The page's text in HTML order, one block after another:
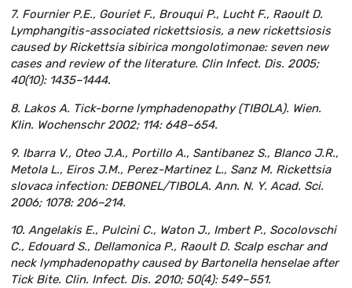
7. Fournier P.E., Gouriet F., Brouqui P., Lucht F., Raoult D.
Lymphangitis-associated rickettsiosis, a new rickettsiosis
caused by Rickettsia sibirica mongolotimonae: seven new
cases and review of the literature. Clin Infect. Dis. 2005;
40(10): 1435–1444.
8. Lakos A. Tick-borne lymphadenopathy (TIBOLA). Wien.
Klin. Wochenschr 2002; 114: 648–654.
9. Ibarra V., Oteo J.A., Portillo A., Santibanez S., Blanco J.R.,
Metola L., Eiros J.M., Perez-Martinez L., Sanz M. Rickettsia
slovaca infection: DEBONEL/TIBOLA. Ann. N. Y. Acad. Sci.
2006; 1078: 206–214.
10. Angelakis E., Pulcini C., Waton J., Imbert P., Socolovschi
C., Edouard S., Dellamonica P., Raoult D. Scalp eschar and
neck lymphadenopathy caused by Bartonella henselae after
Tick Bite. Clin. Infect. Dis. 2010; 50(4): 549–551.